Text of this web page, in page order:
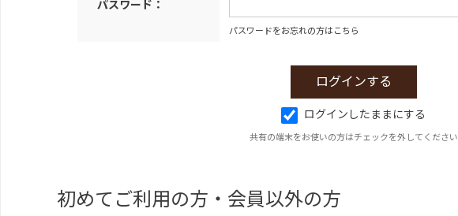
パスワード：
パスワードをお忘れの方はこちら
ログインしたままにする
共有の端末をお使いの方はチェックを外してください
初めてご利用の方・会員以外の方